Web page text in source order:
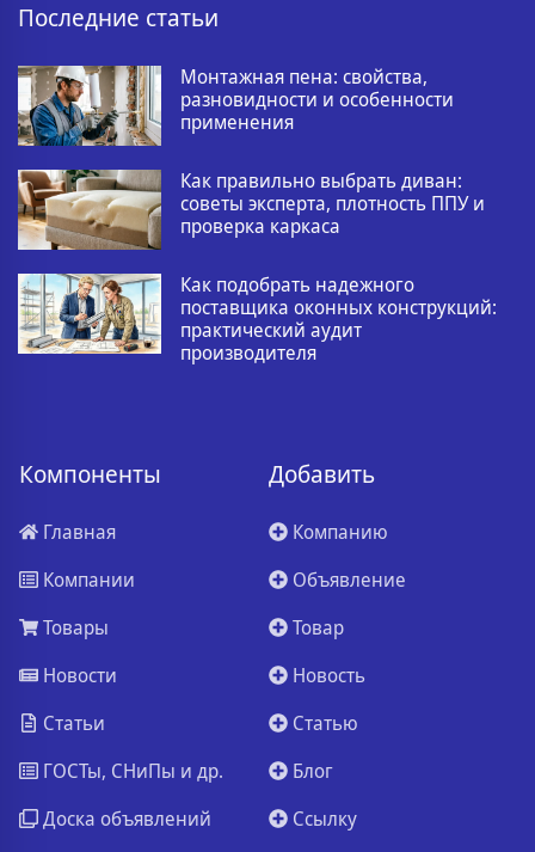
Последние статьи
Монтажная пена: свойства,
разновидности и особенности
применения
Как правильно выбрать диван:
советы эксперта, плотность ППУ и
проверка каркаса
Как подобрать надежного
поставщика оконных конструкций:
практический аудит
производителя
Компоненты
Главная
Компании
Товары
Новости
Статьи
ГОСТы, СНиПы и др.
Доска объявлений
Добавить
Компанию
Объявление
Товар
Новость
Статью
Блог
Ссылку